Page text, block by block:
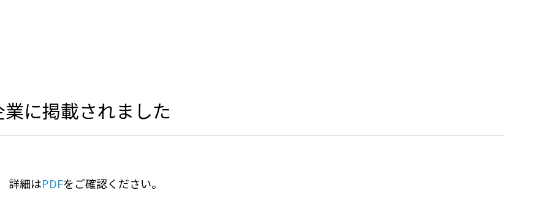
に掲載されました
詳細はPDFをご確認ください。